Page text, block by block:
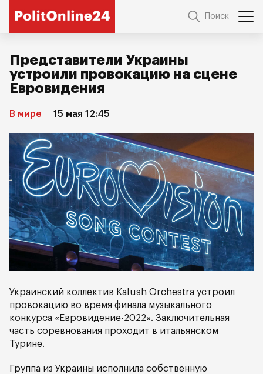
Поиск
Представители Украины
устроили провокацию на сцене
Евровидения
В мире 15 мая 12:45
Украинский коллектив Каlush Оrchestra устроил
провокацию во время финала музыкального
конкурса «Евровидение-2022». Заключительная
часть соревнования проходит в итальянском
Турине.
Группа из Украины исполнила собственную